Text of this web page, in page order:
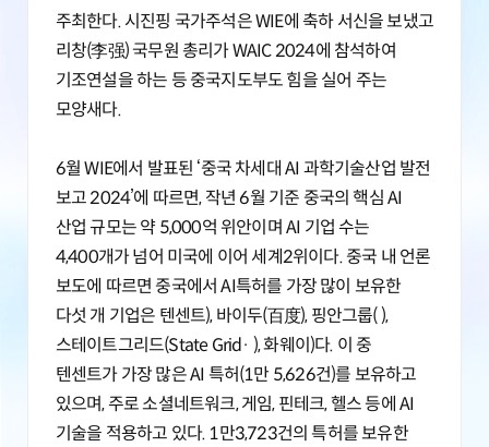
주최한다. 시진핑 국가주석은 WIE에 축하 서신을 보냈고
리창(李强) 국무원 총리가 WAIC 2024에 참석하여
기조연설을 하는 등 중국지도부도 힘을 실어 주는
모양새다.
6월 WIE에서 발표된 ‘중국 차세대 AI 과학기술산업 발전
보고 2024’에 따르면, 작년 6월 기준 중국의 핵심 AI
산업 규모는 약 5,000억 위안이며 AI 기업 수는
4,400개가 넘어 미국에 이어 세계2위이다. 중국 내 언론
보도에 따르면 중국에서 AI특허를 가장 많이 보유한
다섯 개 기업은 텐센트), 바이두(百度), 핑안그룹( ),
스테이트그리드(State Grid· ), 화웨이)다. 이 중
텐센트가 가장 많은 AI 특허(1만 5,626건)를 보유하고
있으며, 주로 소셜네트워크, 게임, 핀테크, 헬스 등에 AI
기술을 적용하고 있다. 1만3,723건의 특허를 보유한